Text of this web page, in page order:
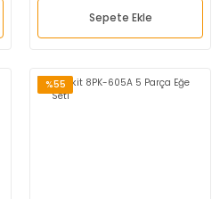
Sepete Ekle
%55